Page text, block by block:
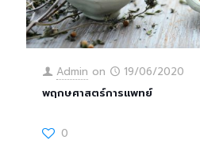
Admin on
19/06/2020
พฤกษศาสตร์การแพทย์
0